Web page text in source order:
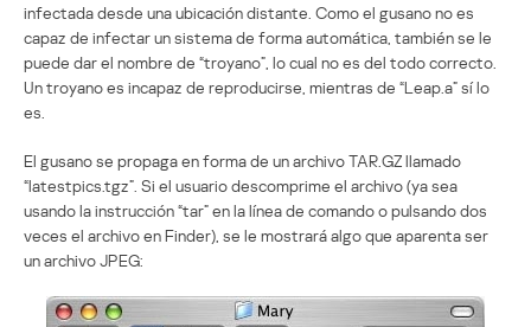
infectada desde una ubicación distante. Como el gusano no es
capaz de infectar un sistema de forma automática, también se le
puede dar el nombre de “troyano”, lo cual no es del todo correcto.
Un troyano es incapaz de reproducirse, mientras de “Leap.a” sí lo
es.
El gusano se propaga en forma de un archivo TAR.GZ llamado
“latestpics.tgz”. Si el usuario descomprime el archivo (ya sea
usando la instrucción “tar” en la línea de comando o pulsando dos
veces el archivo en Finder), se le mostrará algo que aparenta ser
un archivo JPEG: